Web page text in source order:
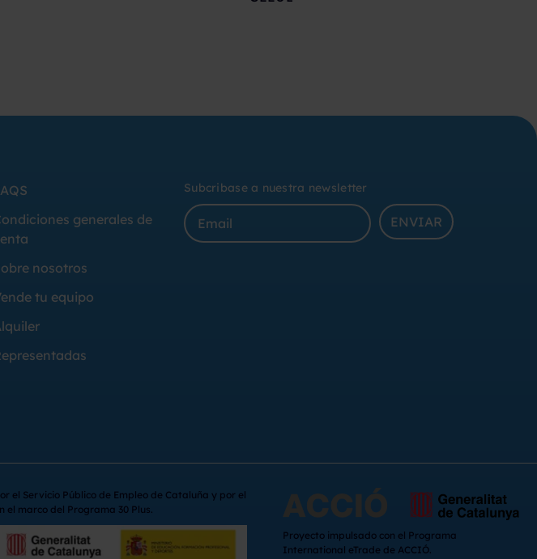
generales de
nosotros
tu equipo
Subcribase a nuestra newsletter
ENVIAR
el Servicio Público de Empleo de Cataluña y por el
el marco del Programa 30 Plus.
Proyecto impulsado con el Programa
International eTrade de ACCIÓ.